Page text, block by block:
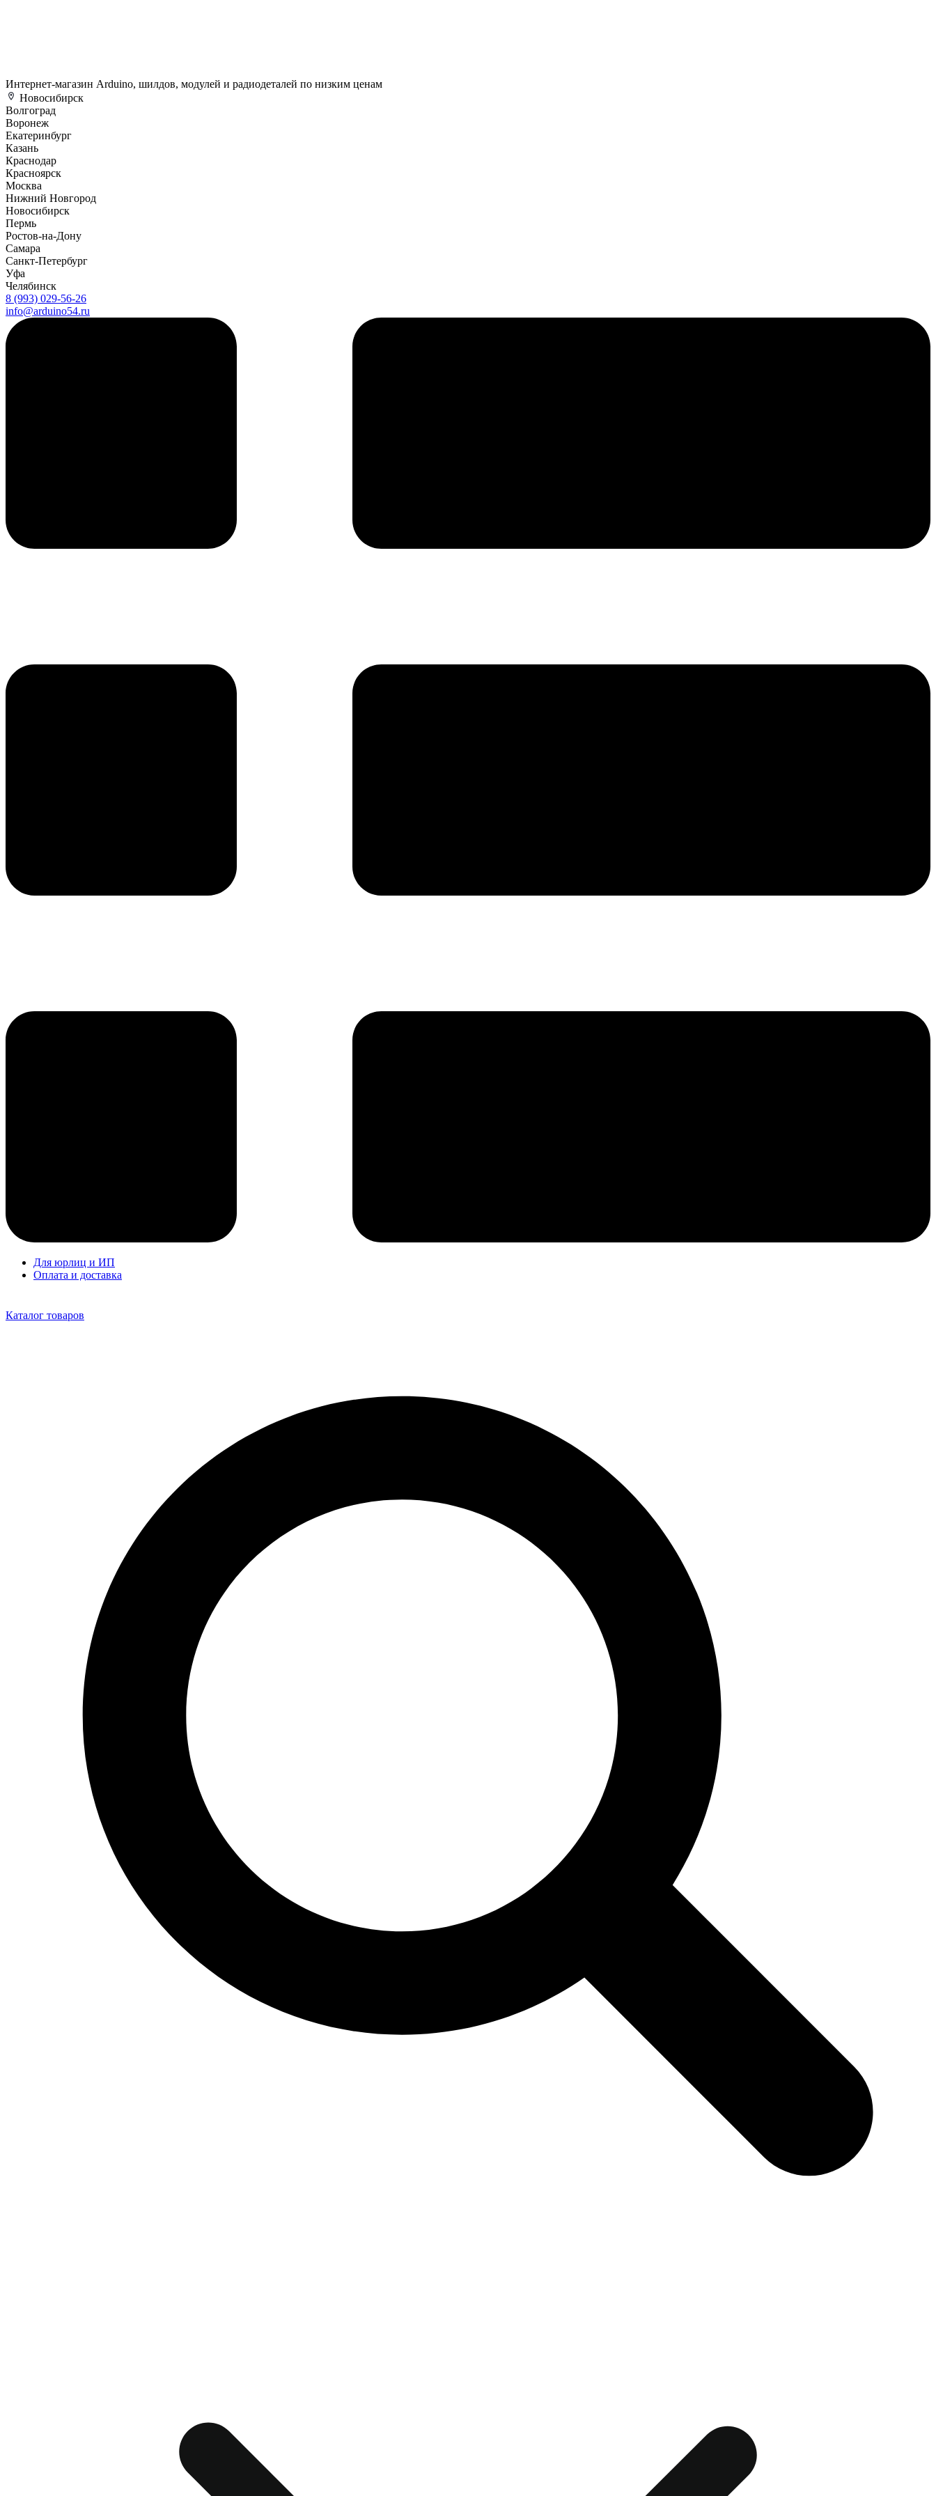
Интернет-магазин Arduino, шилдов, модулей и радиодеталей по низким ценам
Новосибирск
Волгоград
Воронеж
Екатеринбург
Казань
Краснодар
Красноярск
Москва
Нижний Новгород
Новосибирск
Пермь
Ростов-на-Дону
Самара
Санкт-Петербург
Уфа
Челябинск
8 (993) 029-56-26
info@arduino54.ru
Для юрлиц и ИП
Оплата и доставка
Каталог товаров